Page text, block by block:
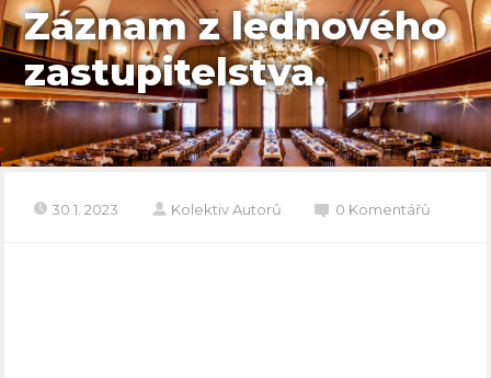
Záznam z lednového
zastupitelstva.
30.1. 2023 Kolektiv Autorů 0 Komentářů